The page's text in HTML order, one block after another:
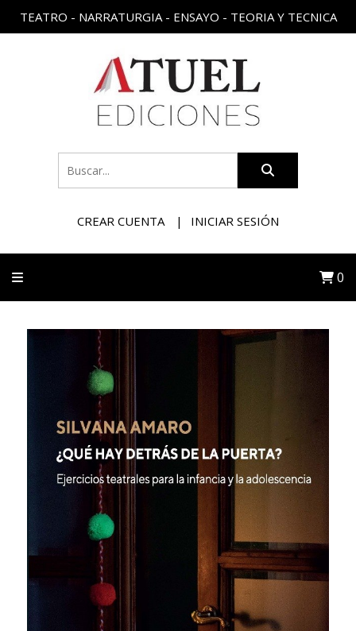
TEATRO - NARRATURGIA - ENSAYO - TEORIA Y TECNICA
CREAR CUENTA INICIAR SESIÓN
0